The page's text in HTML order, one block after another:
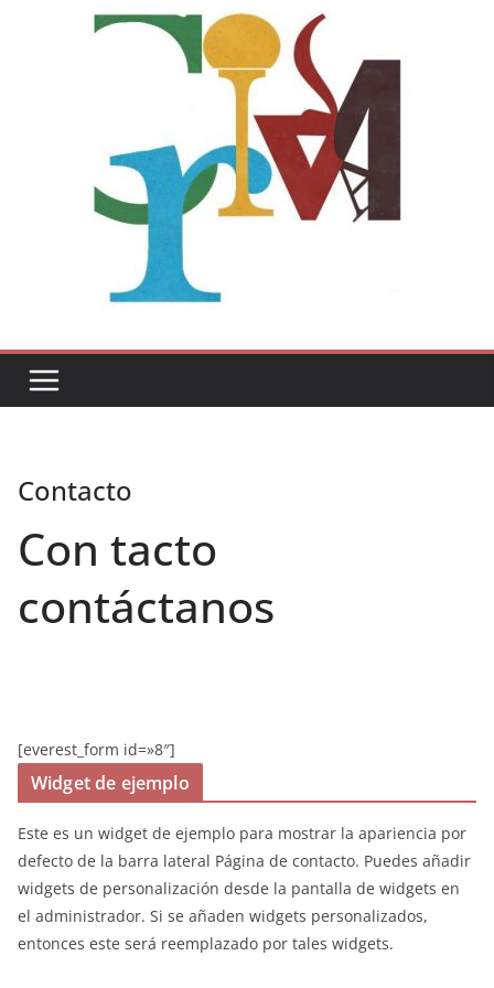
Contacto
Con tacto
contáctanos
[everest_form id=»8″]
Widget de ejemplo
Este es un widget de ejemplo para mostrar la apariencia por
defecto de la barra lateral Página de contacto. Puedes añadir
widgets de personalización desde la pantalla de widgets en
el administrador. Si se añaden widgets personalizados,
entonces este será reemplazado por tales widgets.